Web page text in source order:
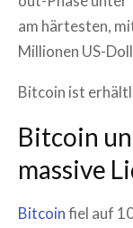
am härtesten,
Millionen US-
Bitcoin ist
Bitcoin
massive
Bitcoinfiel auf